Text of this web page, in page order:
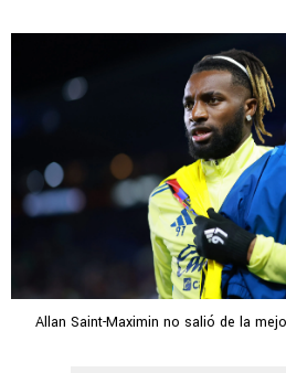
Allan Saint-Maximin no salió de la